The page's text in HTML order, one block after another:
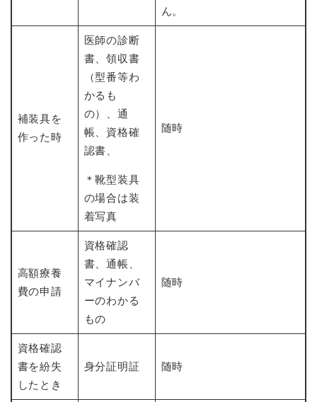
ん。
補装具を
作った時
医師の診断
書、領収書
（型番等わ
かるも
の）、通
帳、資格確
認書、
＊靴型装具
の場合は装
着写真
随時
高額療養
費の申請
資格確認
書、通帳、
マイナンバ
ーのわかる
もの
随時
資格確認
書を紛失
したとき
身分証明証 随時